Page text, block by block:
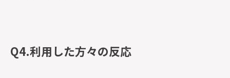
Q4.利用した方々の反応